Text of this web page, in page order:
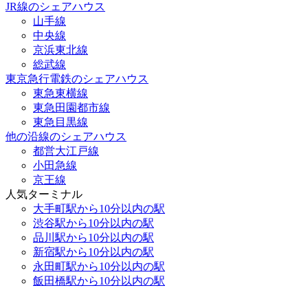
JR線のシェアハウス
山手線
中央線
京浜東北線
総武線
東京急行電鉄のシェアハウス
東急東横線
東急田園都市線
東急目黒線
他の沿線のシェアハウス
都営大江戸線
小田急線
京王線
人気ターミナル
大手町駅から10分以内の駅
渋谷駅から10分以内の駅
品川駅から10分以内の駅
新宿駅から10分以内の駅
永田町駅から10分以内の駅
飯田橋駅から10分以内の駅